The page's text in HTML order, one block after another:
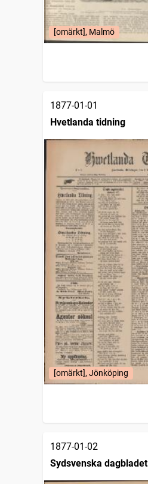
[omärkt], Malmö
1877-01-01
Hvetlanda tidning
[omärkt], Jönköping
1877-01-02
Sydsvenska dagbladet